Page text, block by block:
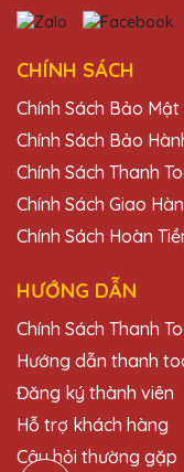
CHÍNH SÁCH
Chính Sách Bảo
Chính Sách Bảo
Chính Sách Thanh
Chính Sách Giao
Chính Sách Hoàn
HƯỚNG DẪN
Chính Sách Thanh
Hướng dẫn thanh
Đăng ký thành viên
Hỗ trợ khách hàng
Câu hỏi thường gặp